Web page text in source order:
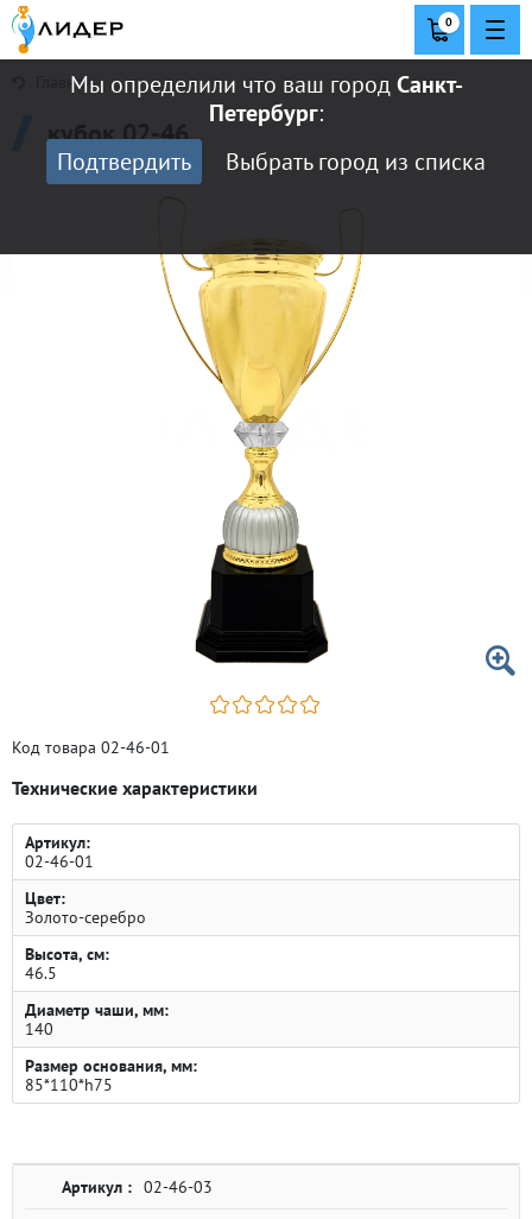
Мы определили что ваш городСанкт-
Петербург:
Подтвердить
Выбрать город из списка
0
Главная
кубок 02-46
Код товара 02-46-01
Технические характеристики
Артикул:
02-46-01
Цвет:
Золото-серебро
Высота, см:
46.5
Диаметр чаши, мм:
140
Размер основания, мм:
85*110*h75
Артикул : 02-46-03